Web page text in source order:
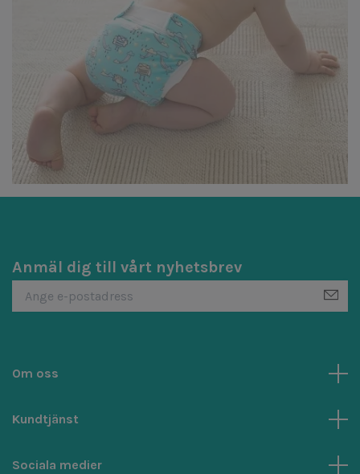
Anmäl dig till vårt nyhetsbrev
Om oss
Kundtjänst
Sociala medier